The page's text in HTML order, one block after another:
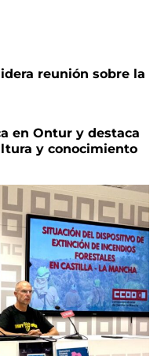
reunión sobre la
en Ontur y destaca
y conocimiento